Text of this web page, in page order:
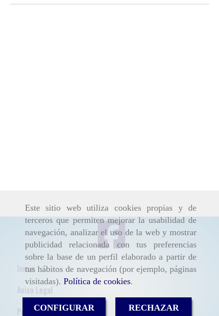
Este sitio web utiliza cookies propias y de
terceros que permiten mejorar la usabilidad de
navegación, analizar el uso de la web y mostrar
publicidad relacionada con tus preferencias
sobre la base de un perfil elaborado a partir de
tus hábitos de navegación (por ejemplo, páginas
visitadas). Política de cookies.
CONFIGURAR RECHAZAR
Inicio
Aviso Legal
Política de cookies